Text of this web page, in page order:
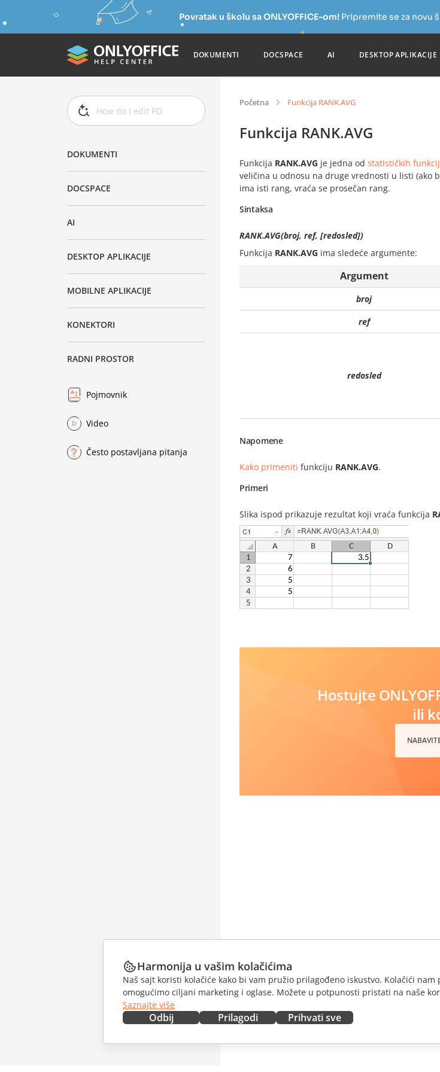
Povratak u školu sa ONLYOFFICE-om!Pripremite se za novu
DOKUMENTI DOCSPACE AI DESKTOP APLIKACIJE
DOKUMENTI
DOCSPACE
AI
DESKTOP APLIKACIJE
MOBILNE APLIKACIJE
KONEKTORI
RADNI PROSTOR
Pojmovnik
Video
Često postavljana pitanja
Početna Funkcija RANK.AVG
Funkcija RANK.AVG
Funkcija RANK.AVG je jedna od statističkih
veličina u odnosu na druge vrednosti u listi (ako
ima isti rang, vraća se prosečan rang.
Sintaksa
RANK.AVG(broj, ref, [redosled])
Funkcija RANK.AVG ima sledeće argumente:
Argument
broj
ref
redosled
Napomene
Kako primeniti funkciju RANK.AVG.
Primeri
Slika ispod prikazuje rezultat koji vraća funkcija
Hostujte
ili
Harmonija u vašim kolačićima
Naš sajt koristi kolačiće kako bi vam pružio prilagođeno iskustvo. Kolačići
omogućimo ciljani marketing i oglase. Možete u potpunosti pristati na naše
Saznajte više
Odbij Prilagodi Prihvati sve